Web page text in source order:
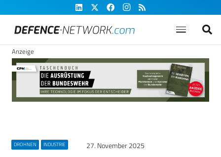
Anzeige
DROHNEN INDUSTRIE 27. November 2025